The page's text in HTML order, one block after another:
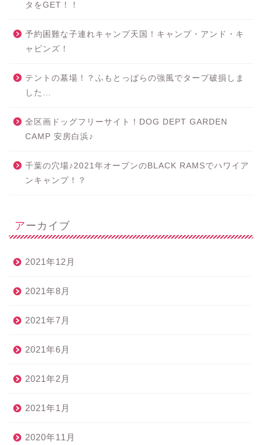
タをGET！！
予約困難な子連れキャンプ天国！キャンプ・アンド・キ
ャビンズ！
テントの墓場！？ふもとっぱらの強風でタープ破損しま
した…
全区画ドッグフリーサイト！DOG DEPT GARDEN
CAMP 安房白浜♪
千葉の穴場♪2021年オープンのBLACK RAMSでハワイア
ンキャンプ！？
アーカイブ
2021年12月
2021年8月
2021年7月
2021年6月
2021年2月
2021年1月
2020年11月